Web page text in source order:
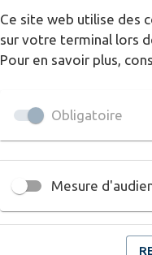
Ce site web utilise des
sur votre terminal lors
Pour en savoir plus,
Obligatoire
Mesure